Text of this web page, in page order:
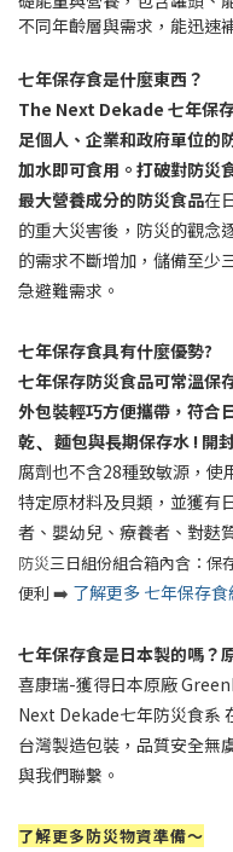
不同年齡層與需求，能迅速
七年保存食是什麼東西？
The Next Dekade 七年保
足個人、企業和政府單位的
加水即可食用。打破對防災
最大營養成分的防災食品在
的重大災害後，防災的觀念
的需求不斷增加，儲備至少
急避難需求。
七年保存食具有什麼優勢?
七年保存防災食品可常溫保
外包裝輕巧方便攜帶，符合
乾、 麵包與長期保存水 ! 開
腐劑也不含28種致敏源，使
特定原材料及貝類，並獲有
者、嬰幼兒、療養者、對麩
防災三日組份組合箱內含：保
便利 ➡️ 了解更多 七年保存
七年保存食是日本製的嗎？
喜康瑞-獲得日本原廠
Next Dekade七年防災食系
台灣製造包裝，品質安全無
與我們聯繫。
了解更多防災物資準備～